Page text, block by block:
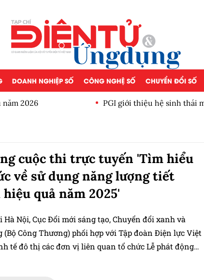
DOANH NGHIỆP SỐ CÔNG NGHỆ SỐ CHUYỂN ĐỔI SỐ
năm 2026 PGI giới thiệu hệ sinh thái
cuộc thi trực tuyến 'Tìm hiểu
về sử dụng năng lượng tiết
quả năm 2025'
Hà Nội, Cục Đổi mới sáng tạo, Chuyển đổi xanh và
(Bộ Công Thương) phối hợp với Tập đoàn Điện lực Việt
tế đô thị các đơn vị liên quan tổ chức Lễ phát động